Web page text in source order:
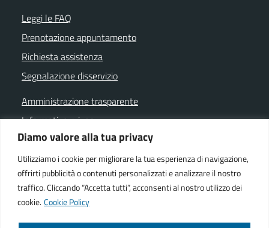
Diamo valore alla tua privacy
Utilizziamo i cookie per migliorare la tua esperienza di navigazione,
offrirti pubblicità o contenuti personalizzati e analizzare il nostro
traffico. Cliccando “Accetta tutti”, acconsenti al nostro utilizzo dei
cookie. Cookie Policy
Leggi le FAQ
Prenotazione appuntamento
Richiesta assistenza
Segnalazione disservizio
Amministrazione trasparente
Informativa privacy
Note legali
Dichiarazione di accessibilità
Cookie policy